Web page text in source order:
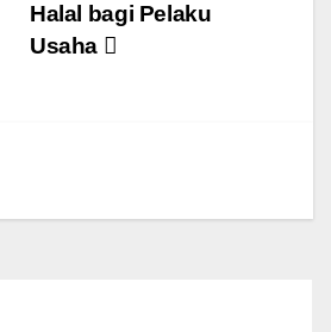
Halal bagi Pelaku
Usaha